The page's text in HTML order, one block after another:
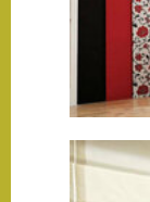
Elérhetőségek